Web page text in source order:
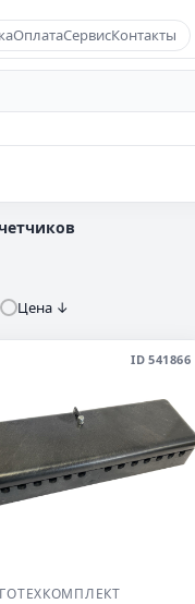
ОплатаСервисКонтакты
Цена ↓
ID 541866